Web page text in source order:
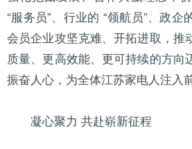
“服务员”、行业的 “领航员”、政企
会员企业攻坚克难、开拓进取，推
质量、更高效能、更可持续的方向
振奋人心，为全体江苏家电人注入
凝心聚力 共赴崭新征程